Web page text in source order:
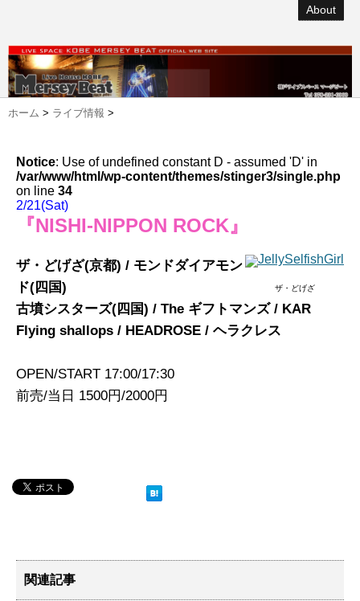
About
ホーム > ライブ情報 >
Notice: Use of undefined constant D - assumed 'D' in
/var/www/html/wp-content/themes/stinger3/single.php
on line 34
2/21(Sat)
『NISHI-NIPPON ROCK』
ザ・どげざ
ザ・どげざ(京都) / モンドダイアモン
ド(四国)
古墳シスターズ(四国) / The ギフトマンズ / KAR
Flying shallops / HEADROSE / ヘラクレス
OPEN/START 17:00/17:30
前売/当日 1500円/2000円
関連記事